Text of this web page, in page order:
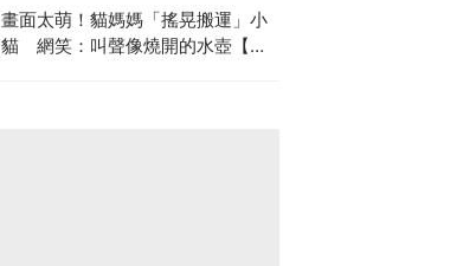
畫面太萌！貓媽媽「搖晃搬運」小
貓 網笑：叫聲像燒開的水壺【有